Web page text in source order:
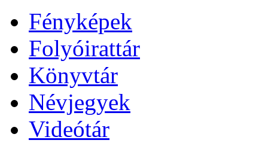
Fényképek
Folyóirattár
Könyvtár
Névjegyek
Videótár